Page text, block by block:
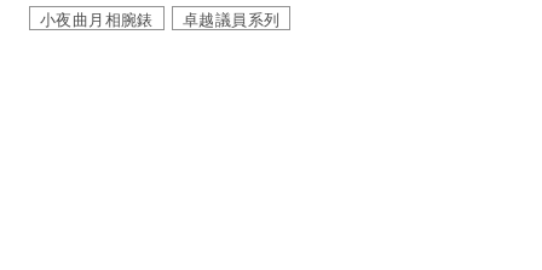
小夜曲月相腕錶
卓越議員系列